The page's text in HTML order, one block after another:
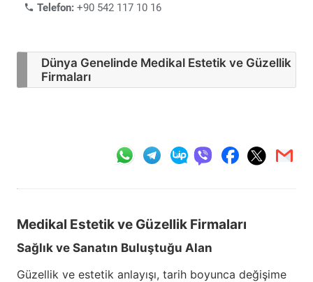
Telefon: +90 542 117 10 16
Dünya Genelinde Medikal Estetik ve Güzellik
Firmaları
Medikal Estetik ve Güzellik Firmaları
Sağlık ve Sanatın Buluştuğu Alan
Güzellik ve estetik anlayışı, tarih boyunca değişime